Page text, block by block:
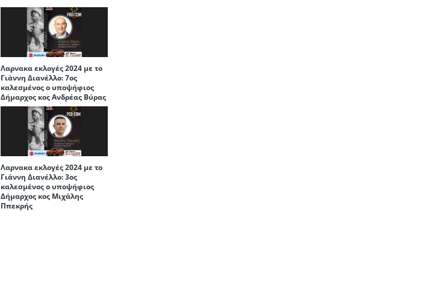
Λαρνακα εκλογές 2024 με το
Γιάννη Διανέλλο: 7ος
καλεσμένος ο υποψήφιος
Δήμαρχος κος Ανδρέας Βύρας
Λαρνακα εκλογές 2024 με το
Γιάννη Διανέλλο: 3ος
καλεσμένος ο υποψήφιος
Δήμαρχος κος Μιχάλης
Ππεκρής